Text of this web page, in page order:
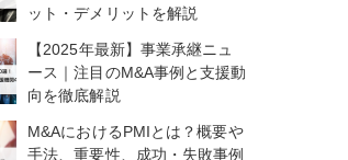
ット・デメリットを解説
【2025年最新】事業承継ニュ
ース｜注目のM&A事例と支援動
向を徹底解説
M&AにおけるPMIとは？概要や
手法、重要性、成功・失敗事例